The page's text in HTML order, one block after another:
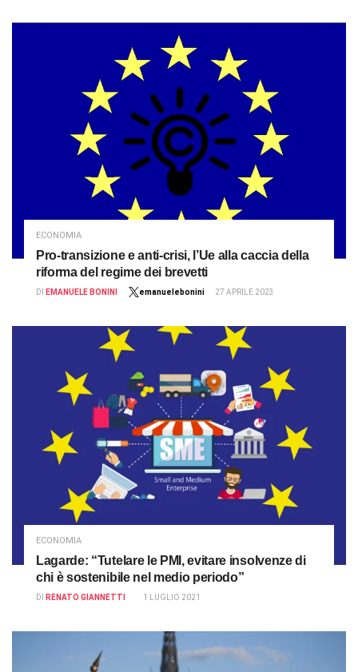
ECONOMIA
Pro-transizione e anti-crisi, l’Ue alla caccia della
riforma del regime dei brevetti
DI EMANUELE BONINI emanuelebonini 27 APRILE 2023
ECONOMIA
Lagarde: “Tutelare le PMI, evitare insolvenze di
chi è sostenibile nel medio periodo”
DI RENATO GIANNETTI 1 LUGLIO 2021